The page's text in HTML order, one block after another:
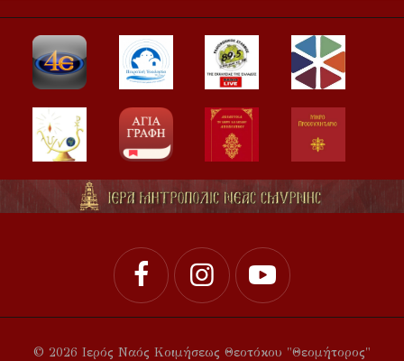
© 2026 Ιερός Ναός Κοιμήσεως Θεοτόκου "Θεομήτορος"